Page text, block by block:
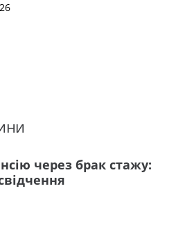
через брак стажу: